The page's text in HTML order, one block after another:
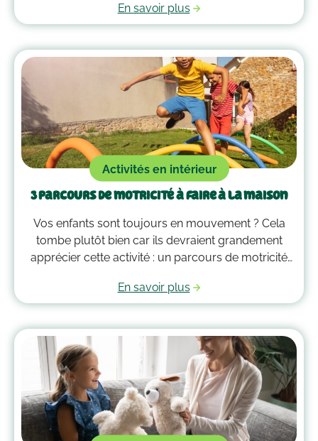
plus d’un tour dans votre sac pour les
accompagner. Voici quelques outils qui peuvent
vous guider dans la gestion des émotions de vos
enfants !
En savoir plus
Activités en intérieur
3 parcours de motricité à faire à la maison
Vos enfants sont toujours en mouvement ? Cela
tombe plutôt bien car ils devraient grandement
apprécier cette activité : un parcours de motricité
qui vous guideront pour savoir comment faire un
parcours de motricité à la maison !
En savoir plus